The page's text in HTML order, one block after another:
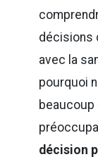
décisions
avec la
pourquoi
beaucoup
décision